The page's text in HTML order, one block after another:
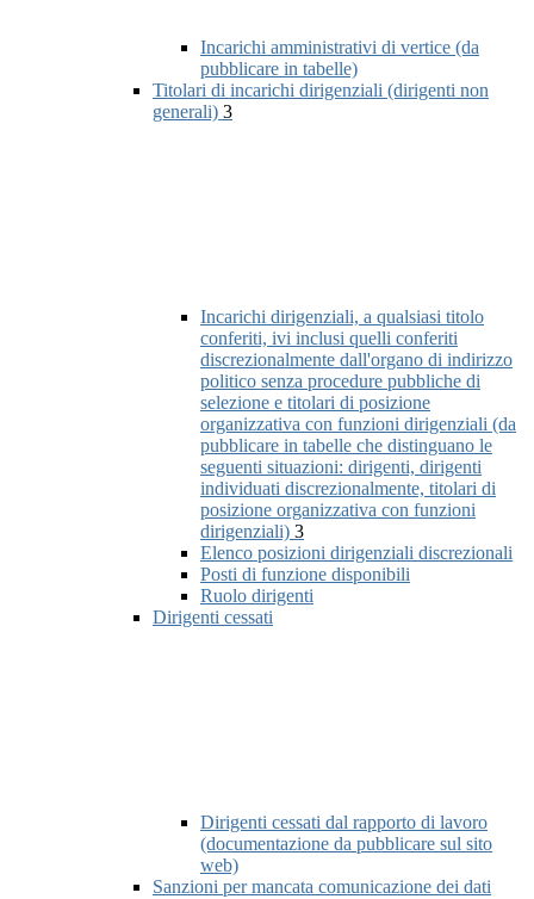
Incarichi amministrativi di vertice (da
pubblicare in tabelle)
Titolari di incarichi dirigenziali (dirigenti non
generali) 3
Incarichi dirigenziali, a qualsiasi titolo
conferiti, ivi inclusi quelli conferiti
discrezionalmente dall'organo di indirizzo
politico senza procedure pubbliche di
selezione e titolari di posizione
organizzativa con funzioni dirigenziali (da
pubblicare in tabelle che distinguano le
seguenti situazioni: dirigenti, dirigenti
individuati discrezionalmente, titolari di
posizione organizzativa con funzioni
dirigenziali) 3
Elenco posizioni dirigenziali discrezionali
Posti di funzione disponibili
Ruolo dirigenti
Dirigenti cessati
Dirigenti cessati dal rapporto di lavoro
(documentazione da pubblicare sul sito
web)
Sanzioni per mancata comunicazione dei dati